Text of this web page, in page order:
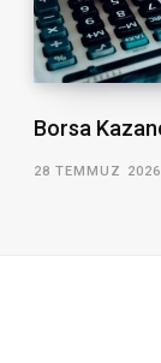
Borsa
28 TEMMUZ 2026